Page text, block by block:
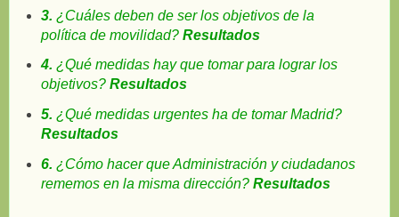
3. ¿Cuáles deben de ser los objetivos de la
política de movilidad? Resultados
4. ¿Qué medidas hay que tomar para lograr los
objetivos? Resultados
5. ¿Qué medidas urgentes ha de tomar Madrid?
Resultados
6. ¿Cómo hacer que Administración y ciudadanos
rememos en la misma dirección? Resultados